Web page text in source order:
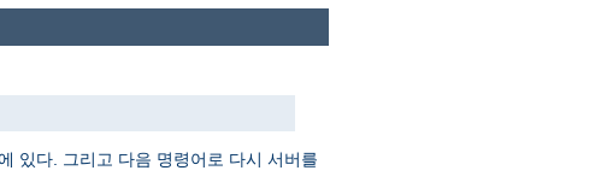
있다. 그리고 다음 명령어로 다시 서버를